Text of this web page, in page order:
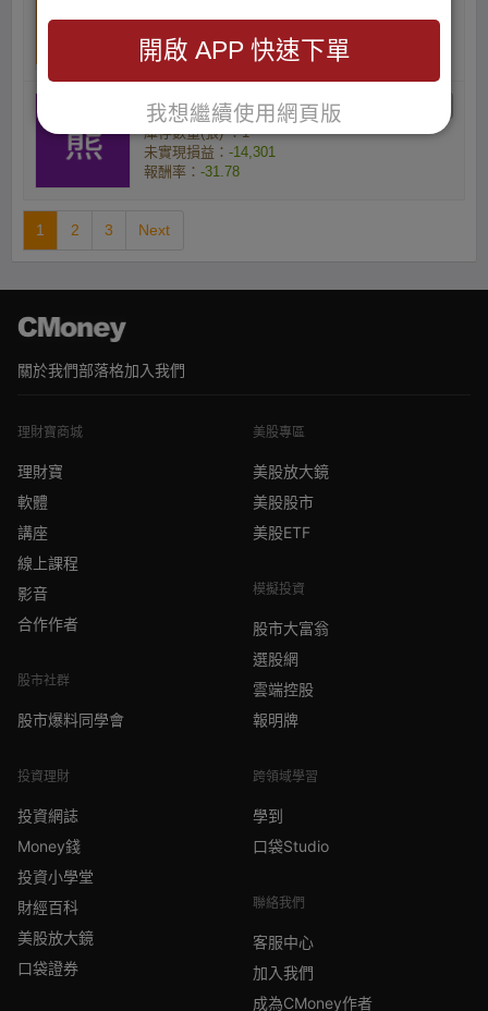
未實現損益：
-11,848
報酬率：-27.84
黑熊的小資族
庫存數量(張) ：1
未實現損益： -14,301
報酬率： -31.78
1 2 3 Next
關於我們部落格加入我們
理財寶商城
理財寶
軟體
講座
線上課程
影音
合作作者
股市社群
股市爆料同學會
投資理財
投資網誌
Money錢
投資小學堂
財經百科
美股放大鏡
口袋證券
美股專區
美股放大鏡
美股股市
美股ETF
模擬投資
股市大富翁
選股網
雲端控股
報明牌
跨領域學習
學到
口袋Studio
聯絡我們
客服中心
加入我們
成為CMoney作者
開啟 APP 快速下單
我想繼續使用網頁版